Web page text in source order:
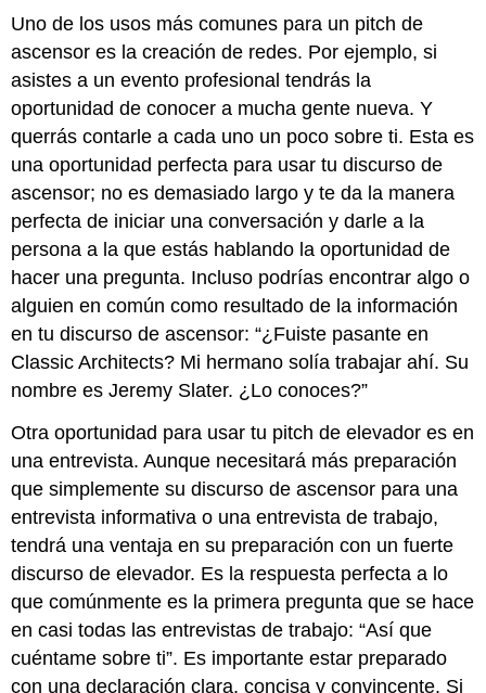
Uno de los usos más comunes para un pitch de
ascensor es la creación de redes. Por ejemplo, si
asistes a un evento profesional tendrás la
oportunidad de conocer a mucha gente nueva. Y
querrás contarle a cada uno un poco sobre ti. Esta es
una oportunidad perfecta para usar tu discurso de
ascensor; no es demasiado largo y te da la manera
perfecta de iniciar una conversación y darle a la
persona a la que estás hablando la oportunidad de
hacer una pregunta. Incluso podrías encontrar algo o
alguien en común como resultado de la información
en tu discurso de ascensor: “¿Fuiste pasante en
Classic Architects? Mi hermano solía trabajar ahí. Su
nombre es Jeremy Slater. ¿Lo conoces?”
Otra oportunidad para usar tu pitch de elevador es en
una entrevista. Aunque necesitará más preparación
que simplemente su discurso de ascensor para una
entrevista informativa o una entrevista de trabajo,
tendrá una ventaja en su preparación con un fuerte
discurso de elevador. Es la respuesta perfecta a lo
que comúnmente es la primera pregunta que se hace
en casi todas las entrevistas de trabajo: “Así que
cuéntame sobre ti”. Es importante estar preparado
con una declaración clara, concisa y convincente. Si